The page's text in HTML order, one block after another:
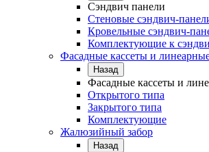
Сэндвич панели
Стеновые сэндвич-
Кровельные сэндвич-
Комплектующие к
Фасадные кассеты и
Назад
Фасадные кассеты и
Открытого типа
Закрытого типа
Комплектующие
Жалюзийный забор
Назад